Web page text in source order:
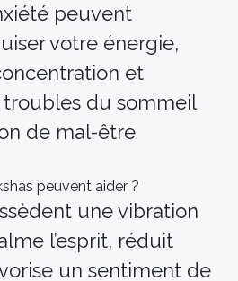
peuvent
votre énergie,
et
du sommeil
de mal-être
peuvent aider ?
une vibration
l’esprit, réduit
un sentiment de